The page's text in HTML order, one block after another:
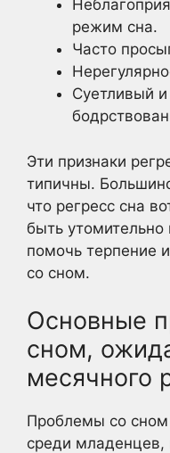
режим сна.
Часто
Суетливый
Эти признаки
типичны.
что регресс сна
быть
помочь терпение
со сном.
Основные
сном,
месячного
Проблемы со
среди младенцев,